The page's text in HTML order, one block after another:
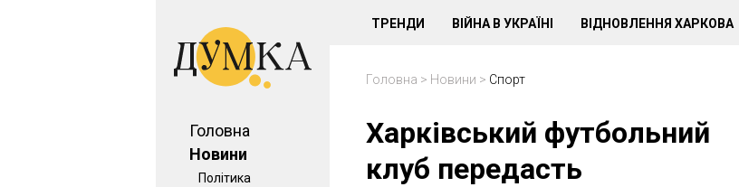
Головна
Новини
Політика
ТРЕНДИ ВІЙНА В УКРАЇНІ ВІДНОВЛЕННЯ ХАРКОВА
Головна > Новини > Спорт
Харківський футбольний
клуб передасть